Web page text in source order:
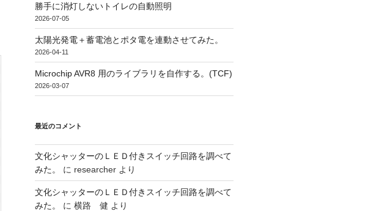
勝手に消灯しないトイレの自動照明
2026-07-05
太陽光発電＋蓄電池とポタ電を連動させてみた。
2026-04-11
Microchip AVR8 用のライブラリを自作する。(TCF)
2026-03-07
最近のコメント
文化シャッターのＬＥＤ付きスイッチ回路を調べて
みた。
に researcherより
文化シャッターのＬＥＤ付きスイッチ回路を調べて
みた。
に 横路 健 より